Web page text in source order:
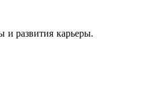
и развития карьеры.